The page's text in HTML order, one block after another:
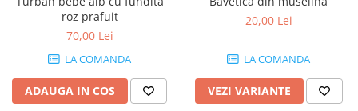
roz prafuit
70,00 Lei
LA COMANDA
ADAUGA IN COS
20,00 Lei
LA COMANDA
VEZI VARIANTE